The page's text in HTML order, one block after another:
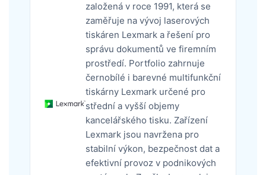
založená v roce 1991, která se
zaměřuje na vývoj laserových
tiskáren Lexmark a řešení pro
správu dokumentů ve firemním
prostředí. Portfolio zahrnuje
černobílé i barevné multifunkční
tiskárny Lexmark určené pro
střední a vyšší objemy
kancelářského tisku. Zařízení
Lexmark jsou navržena pro
stabilní výkon, bezpečnost dat a
efektivní provoz v podnikových